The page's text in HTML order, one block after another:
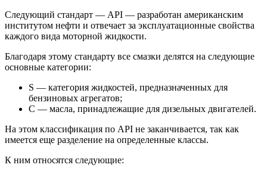
Следующий стандарт — API — разработан американским
институтом нефти и отвечает за эксплуатационные свойства
каждого вида моторной жидкости.
Благодаря этому стандарту все смазки делятся на следующие
основные категории:
S — категория жидкостей, предназначенных для
бензиновых агрегатов;
C — масла, принадлежащие для дизельных двигателей.
На этом классификация по API не заканчивается, так как
имеется еще разделение на определенные классы.
К ним относятся следующие: